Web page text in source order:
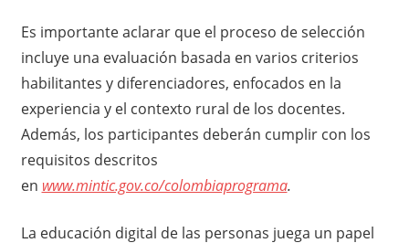
Es importante aclarar que el proceso de selección
incluye una evaluación basada en varios criterios
habilitantes y diferenciadores, enfocados en la
experiencia y el contexto rural de los docentes.
Además, los participantes deberán cumplir con los
requisitos descritos
en www.mintic.gov.co/colombiaprograma.
La educación digital de las personas juega un papel